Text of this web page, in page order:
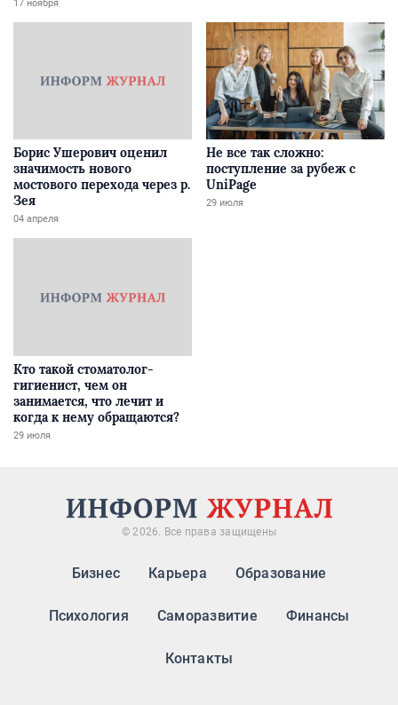
17 ноября
Борис Ушерович оценил
значимость нового
мостового перехода через р.
Зея
04 апреля
Не все так сложно:
поступление за рубеж с
UniPage
29 июля
Кто такой стоматолог-
гигиенист, чем он
занимается, что лечит и
когда к нему обращаются?
29 июля
© 2026. Все права защищены
Бизнес Карьера Образование
Психология Саморазвитие Финансы
Контакты